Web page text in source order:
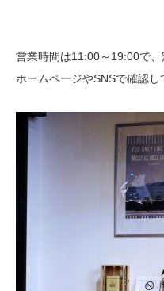
営業時間は11:00～19:00で
ホームページやSNSで確認し